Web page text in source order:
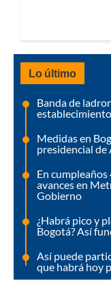
Lo último
Banda de
Medidas en
presidencial de
En
avances en
Gobierno
¿Habrá pico y
Bogotá? Así
Así puede
que habrá hoy